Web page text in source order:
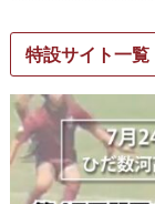
特設サイト一覧